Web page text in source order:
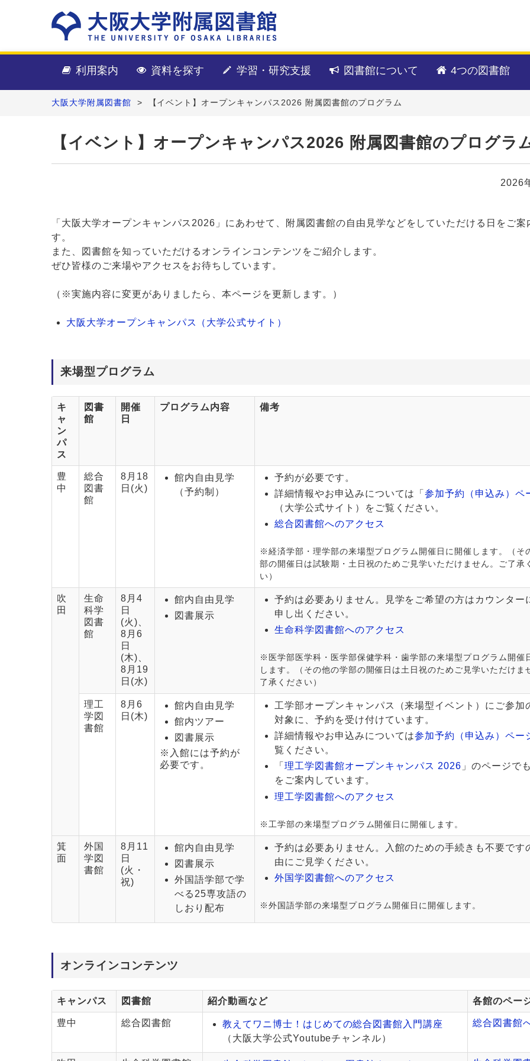
利用案内 資料を探す 学習・研究支援 図書館について 4つの図書館
大阪大学附属図書館 > 【イベント】オープンキャンパス2026 附属図書館のプログラム
【イベント】オープンキャンパス2026 附属図書館のプログラ
2026
「大阪大学オープンキャンパス2026」にあわせて、附属図書館の自由見学などをしていただける日をご案
す。
また、図書館を知っていただけるオンラインコンテンツをご紹介します。
ぜひ皆様のご来場やアクセスをお待ちしています。
（※実施内容に変更がありましたら、本ページを更新します。）
大阪大学オープンキャンパス（大学公式サイト）
来場型プログラム
キ
ャ
ン
パ
ス
図書
館
開催
日
プログラム内容 備考
豊
中
総合
図書
館
8月18
日(火)
館内自由見学
（予約制）
予約が必要です。
詳細情報やお申込みについては「参加予約（申込み）ペ
（大学公式サイト）をご覧ください。
総合図書館へのアクセス
※経済学部・理学部の来場型プログラム開催日に開催します。（そ
部の開催日は試験期・土日祝のためご見学いただけません。ご了承
い）
吹
田
生命
科学
図書
館
8月4
日
(火)、
8月6
日
(木)、
8月19
日(水)
館内自由見学
図書展示
予約は必要ありません。見学をご希望の方はカウンター
申し出ください。
生命科学図書館へのアクセス
※医学部医学科・医学部保健学科・歯学部の来場型プログラム開催
します。（その他の学部の開催日は土日祝のためご見学いただけま
了承ください）
理工
学図
書館
8月6
日(木)
館内自由見学
館内ツアー
図書展示
※入館には予約が
必要です。
工学部オープンキャンパス（来場型イベント）にご参加
対象に、予約を受け付けています。
詳細情報やお申込みについては参加予約（申込み）ペー
覧ください。
「 理工学図書館オープンキャンパス 2026 」のページで
をご案内しています。
理工学図書館へのアクセス
※工学部の来場型プログラム開催日に開催します。
箕
面
外国
学図
書館
8月11
日
(火・
祝)
館内自由見学
図書展示
外国語学部で学
べる25専攻語の
しおり配布
予約は必要ありません。入館のための手続きも不要です
由にご見学ください。
外国学図書館へのアクセス
※外国語学部の来場型プログラム開催日に開催します。
オンラインコンテンツ
キャンパス 図書館 紹介動画など 各館のペー
豊中 総合図書館
教えてワニ博士！はじめての総合図書館入門講座
（大阪大学公式Youtubeチャンネル）
総合図書館